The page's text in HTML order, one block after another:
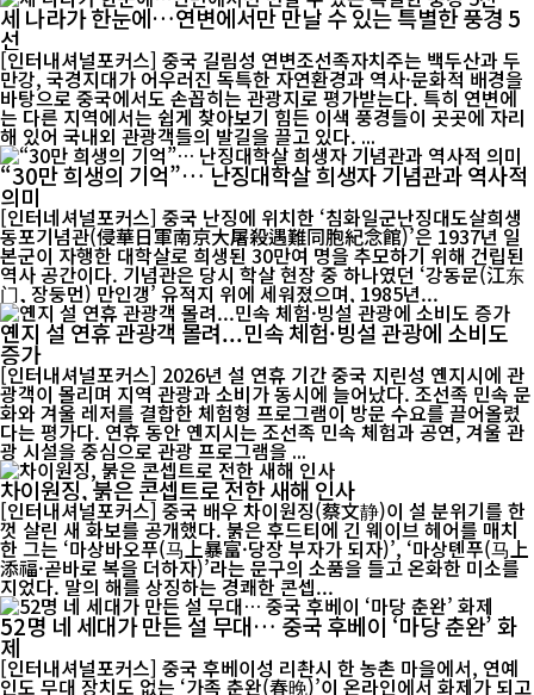
세 나라가 한눈에…연변에서만 만날 수 있는 특별한 풍경 5
선
[인터내셔널포커스] 중국 길림성 연변조선족자치주는 백두산과 두
만강, 국경지대가 어우러진 독특한 자연환경과 역사·문화적 배경을
바탕으로 중국에서도 손꼽히는 관광지로 평가받는다. 특히 연변에
는 다른 지역에서는 쉽게 찾아보기 힘든 이색 풍경들이 곳곳에 자리
해 있어 국내외 관광객들의 발길을 끌고 있다. ...
“30만 희생의 기억”… 난징대학살 희생자 기념관과 역사적
의미
[인터네셔널포커스] 중국 난징에 위치한 ‘침화일군난징대도살희생
동포기념관(侵華日軍南京大屠殺遇難同胞紀念館)’은 1937년 일
본군이 자행한 대학살로 희생된 30만여 명을 추모하기 위해 건립된
역사 공간이다. 기념관은 당시 학살 현장 중 하나였던 ‘강동문(江东
门, 장둥먼) 만인갱’ 유적지 위에 세워졌으며, 1985년...
옌지 설 연휴 관광객 몰려...민속 체험·빙설 관광에 소비도
증가
[인터내셔널포커스] 2026년 설 연휴 기간 중국 지린성 옌지시에 관
광객이 몰리며 지역 관광과 소비가 동시에 늘어났다. 조선족 민속 문
화와 겨울 레저를 결합한 체험형 프로그램이 방문 수요를 끌어올렸
다는 평가다. 연휴 동안 옌지시는 조선족 민속 체험과 공연, 겨울 관
광 시설을 중심으로 관광 프로그램을 ...
차이원징, 붉은 콘셉트로 전한 새해 인사
[인터내셔널포커스] 중국 배우 차이원징(蔡文静)이 설 분위기를 한
껏 살린 새 화보를 공개했다. 붉은 후드티에 긴 웨이브 헤어를 매치
한 그는 ‘마상바오푸(马上暴富·당장 부자가 되자)’, ‘마상톈푸(马上
添福·곧바로 복을 더하자)’라는 문구의 소품을 들고 온화한 미소를
지었다. 말의 해를 상징하는 경쾌한 콘셉...
52명 네 세대가 만든 설 무대… 중국 후베이 ‘마당 춘완’ 화
제
[인터내셔널포커스] 중국 후베이성 리촨시 한 농촌 마을에서, 연예
인도 무대 장치도 없는 ‘가족 춘완(春晚)’이 온라인에서 화제가 되고